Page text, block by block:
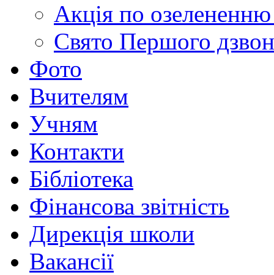
Акція по озелененню
Свято Першого
Фото
Вчителям
Учням
Контакти
Бібліотека
Фінансова звітність
Дирекція школи
Вакансії